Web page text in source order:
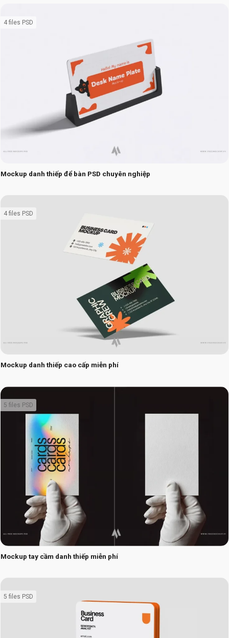
Mockup danh thiếp để bàn PSD chuyên nghiệp
4 files PSD
Mockup danh thiếp cao cấp miễn phí
4 files PSD
Mockup tay cầm danh thiếp miễn phí
5 files PSD
5 files PSD